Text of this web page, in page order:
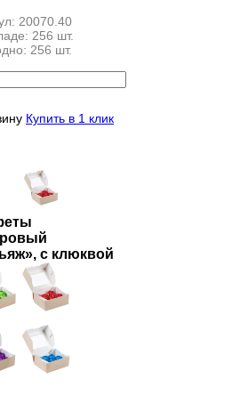
20070.40
256 шт.
256 шт.
Купить в 1 клик
с клюквой